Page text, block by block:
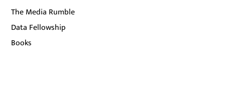
The Media Rumble
Data Fellowship
Books